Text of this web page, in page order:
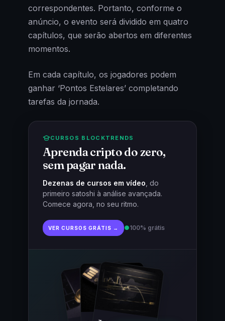
correspondentes. Portanto, conforme o
anúncio, o evento será dividido em quatro
capítulos, que serão abertos em diferentes
momentos.
Em cada capítulo, os jogadores podem
ganhar ‘Pontos Estelares’ completando
tarefas da jornada.
CURSOS BLOCKTRENDS
Aprenda cripto do zero,
sem pagar nada.
Dezenas de cursos em vídeo , do
primeiro satoshi à análise avançada.
Comece agora, no seu ritmo.
VER CURSOS GRÁTIS → ●100% grátis